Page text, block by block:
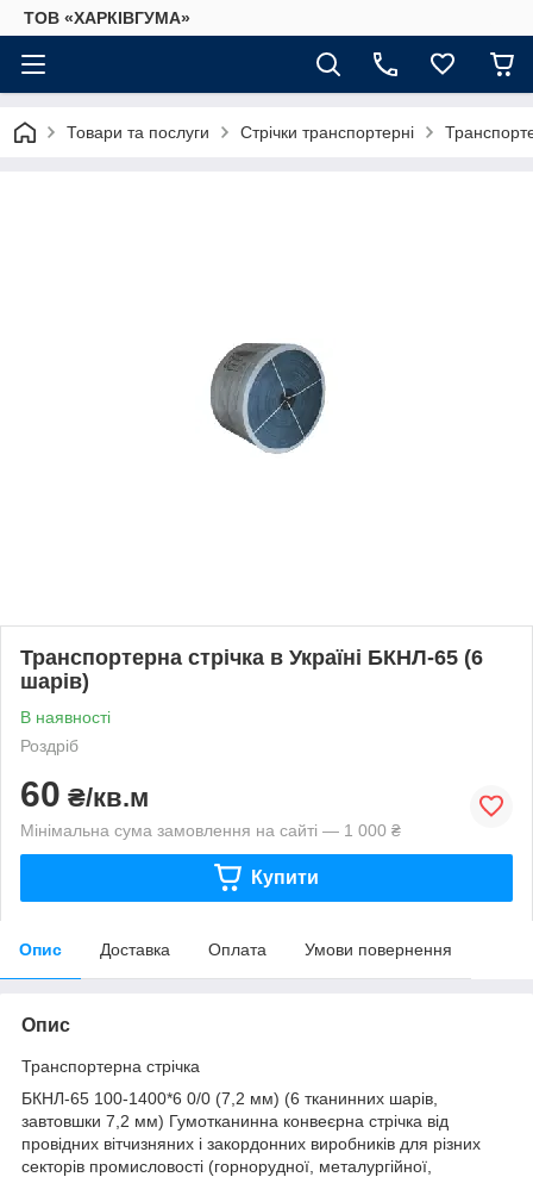
ТОВ «ХАРКІВГУМА»
Товари та послуги Стрічки транспортерні
Транспортерна стрічка в Україні БКНЛ-65 (6
шарів)
В наявності
Роздріб
60 ₴/кв.м
Мінімальна сума замовлення на сайті — 1 000 ₴
Купити
Опис Доставка Оплата Умови повернення
Опис
Транспортерна стрічка
БКНЛ-65 100-1400*6 0/0 (7,2 мм) (6 тканинних шарів,
завтовшки 7,2 мм) Гумотканинна конвеєрна стрічка від
провідних вітчизняних і закордонних виробників для різних
секторів промисловості (горнорудної, металургійної,